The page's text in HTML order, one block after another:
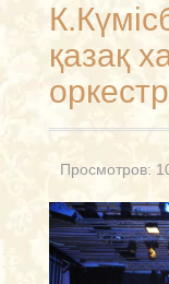
қазақ
Просмотров: